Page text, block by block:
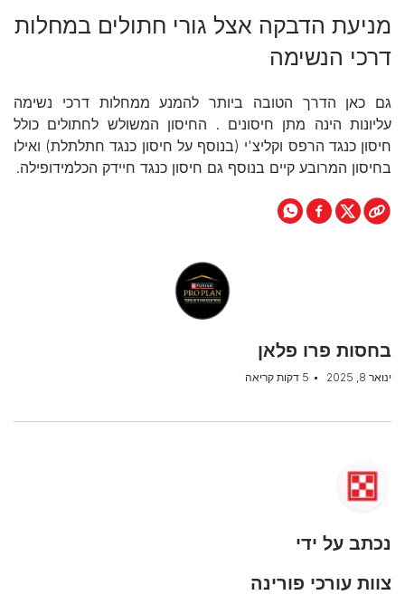
מניעת הדבקה אצל גורי חתולים במחלות
דרכי הנשימה
גם כאן הדרך הטובה ביותר להמנע ממחלות דרכי נשימה
עליונות הינה מתן חיסונים . החיסון המשולש לחתולים כולל
חיסון כנגד הרפס וקליצ'י (בנוסף על חיסון כנגד חתלתלת) ואילו
בחיסון המרובע קיים בנוסף גם חיסון כנגד חיידק הכלמידופילה.
בחסות פרו פלאן
ינואר 8, 2025 5 דקות קריאה
נכתב על ידי
צוות עורכי פורינה